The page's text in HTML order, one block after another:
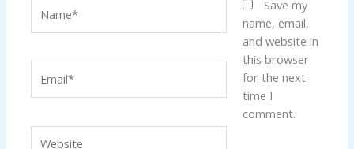
Save my
name, email,
and website in
this browser
for the next
time I
comment.